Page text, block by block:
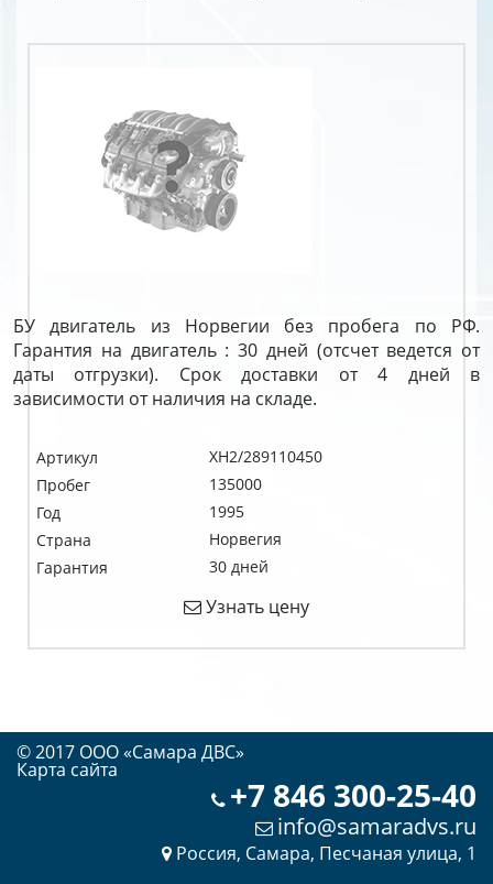
БУ двигатель из Норвегии без пробега по РФ.
Гарантия на двигатель : 30 дней (отсчет ведется от
даты отгрузки). Срок доставки от 4 дней в
зависимости от наличия на складе.
Артикул
XH2/289110450
Пробег
135000
Год
1995
Страна
Норвегия
Гарантия
30 дней
Узнать цену
© 2017 OOO «Самара ДВС»
Карта сайта
+7 846 300-25-40
info@samaradvs.ru
Россия, Самара, Песчаная улица, 1